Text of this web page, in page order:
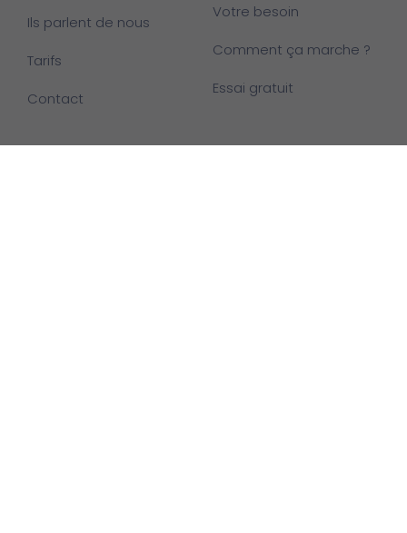
Ils parlent de nous
Tarifs
Contact
Votre besoin
Comment ça marche ?
Essai gratuit